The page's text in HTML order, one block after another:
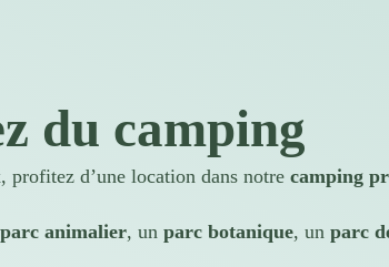
du camping
profitez d’une location dans notre camping
parc animalier, un parc botanique, un parc